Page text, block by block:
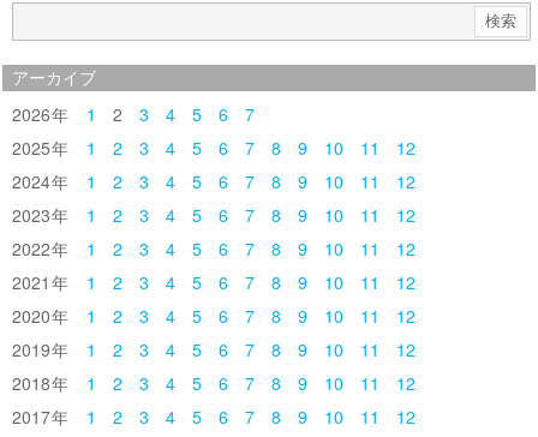
アーカイブ
2026 1 2 3 4 5 6
7
2025
1 2 3 4 5 6 7 8 9 10 11
12
2024
1 2 3 4 5 6 7 8 9 10 11
12
2023
1 2 3 4 5 6 7 8 9 10 11
12
2022
1 2 3 4 5 6 7 8 9 10 11
12
2021
1 2 3 4 5 6 7 8 9 10 11
12
2020
1 2 3 4 5 6 7 8 9 10 11
12
2019
1 2 3 4 5 6 7 8 9 10 11
12
2018
1 2 3 4 5 6 7 8 9 10 11
12
2017
1 2 3 4 5 6 7 8 9 10 11
12